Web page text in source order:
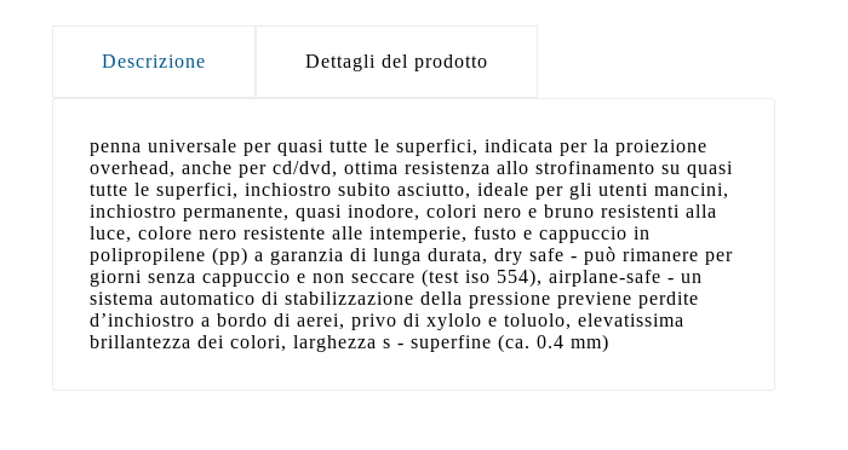
Descrizione Dettagli del prodotto
penna universale per quasi tutte le superfici, indicata per la proiezione
overhead, anche per cd/dvd, ottima resistenza allo strofinamento su quasi
tutte le superfici, inchiostro subito asciutto, ideale per gli utenti mancini,
inchiostro permanente, quasi inodore, colori nero e bruno resistenti alla
luce, colore nero resistente alle intemperie, fusto e cappuccio in
polipropilene (pp) a garanzia di lunga durata, dry safe - può rimanere per
giorni senza cappuccio e non seccare (test iso 554), airplane-safe - un
sistema automatico di stabilizzazione della pressione previene perdite
d’inchiostro a bordo di aerei, privo di xylolo e toluolo, elevatissima
brillantezza dei colori, larghezza s - superfine (ca. 0.4 mm)